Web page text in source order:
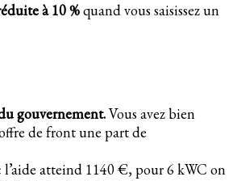
à 10 %quand vous saisissez un
gouvernement.Vous avez bien
de front une part de
atteind 1140 €, pour 6 kWC on